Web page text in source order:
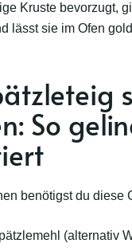
Kruste bevorzugt,
lässt sie im Ofen
So
benötigst du diese
(alternativ